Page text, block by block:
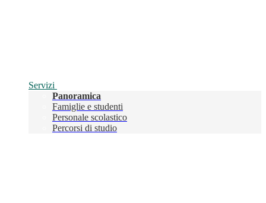
Servizi
Panoramica
Famiglie e studenti
Personale scolastico
Percorsi di studio